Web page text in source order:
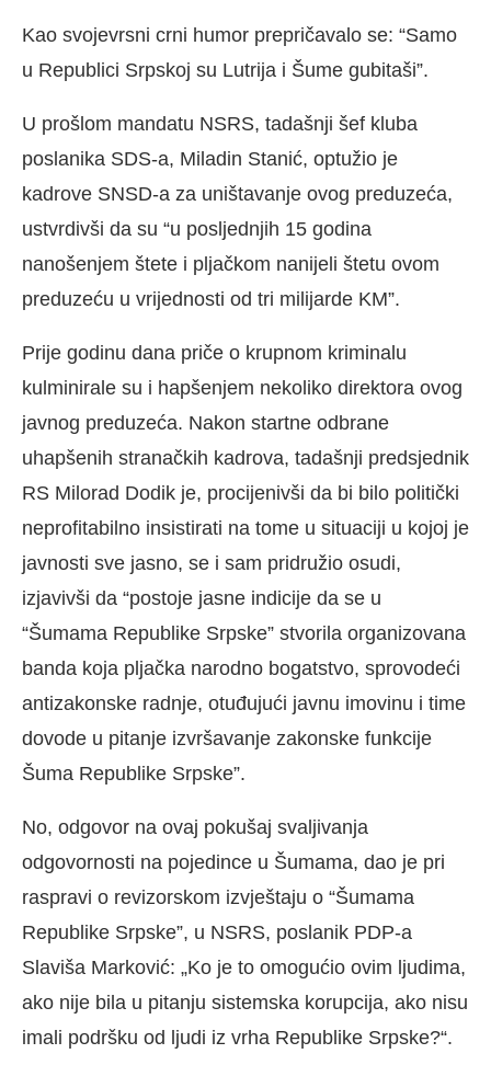
Kao svojevrsni crni humor prepričavalo se: “Samo
u Republici Srpskoj su Lutrija i Šume gubitaši”.
U prošlom mandatu NSRS, tadašnji šef kluba
poslanika SDS-a, Miladin Stanić, optužio je
kadrove SNSD-a za uništavanje ovog preduzeća,
ustvrdivši da su “u posljednjih 15 godina
nanošenjem štete i pljačkom nanijeli štetu ovom
preduzeću u vrijednosti od tri milijarde KM”.
Prije godinu dana priče o krupnom kriminalu
kulminirale su i hapšenjem nekoliko direktora ovog
javnog preduzeća. Nakon startne odbrane
uhapšenih stranačkih kadrova, tadašnji predsjednik
RS Milorad Dodik je, procijenivši da bi bilo politički
neprofitabilno insistirati na tome u situaciji u kojoj je
javnosti sve jasno, se i sam pridružio osudi,
izjavivši da “postoje jasne indicije da se u
“Šumama Republike Srpske” stvorila organizovana
banda koja pljačka narodno bogatstvo, sprovodeći
antizakonske radnje, otuđujući javnu imovinu i time
dovode u pitanje izvršavanje zakonske funkcije
Šuma Republike Srpske”.
No, odgovor na ovaj pokušaj svaljivanja
odgovornosti na pojedince u Šumama, dao je pri
raspravi o revizorskom izvještaju o “Šumama
Republike Srpske”, u NSRS, poslanik PDP-a
Slaviša Marković: „Ko je to omogućio ovim ljudima,
ako nije bila u pitanju sistemska korupcija, ako nisu
imali podršku od ljudi iz vrha Republike Srpske?“.